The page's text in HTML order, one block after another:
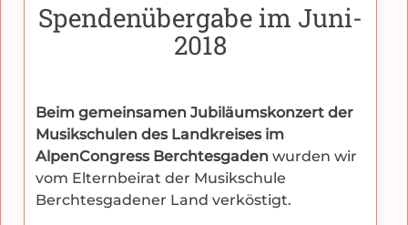
Spendenübergabe im Juni-
2018
Beim gemeinsamen Jubiläumskonzert der
Musikschulen des Landkreises im
AlpenCongress Berchtesgadenwurden wir
vom Elternbeirat der Musikschule
Berchtesgadener Land verköstigt.